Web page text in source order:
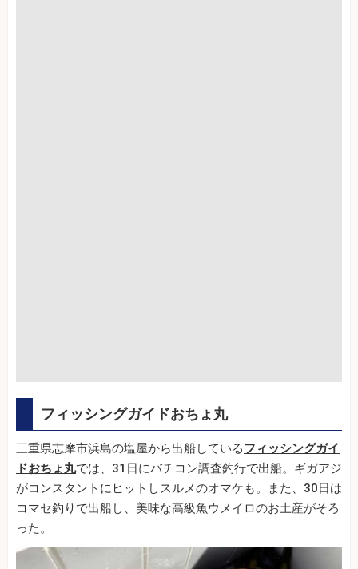
フィッシングガイドおちょ丸
三重県志摩市浜島の塩屋から出船しているフィッシングガイ
ドおちょ丸では、31日にバチコン調査釣行で出船。ギガアジ
がコンスタントにヒットしスルメのオマケも。また、30日は
コマセ釣りで出船し、美味な高級魚ウメイロのお土産がそろ
った。